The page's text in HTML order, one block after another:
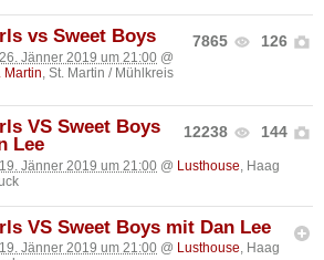
7865 126
vs Sweet Boys
Jänner 2019 um 21:00 @
Martin, St. Martin / Mühlkreis
12238 144
VS Sweet Boys
Lee
Jänner 2019 um 21:00 @ Lusthouse, Haag
VS Sweet Boys mit Dan Lee
Jänner 2019 um 21:00 @ Lusthouse, Haag